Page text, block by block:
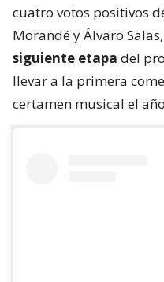
cuatro votos positivos
Morandé y Álvaro
siguiente etapa del
llevar a la primera
certamen musical el